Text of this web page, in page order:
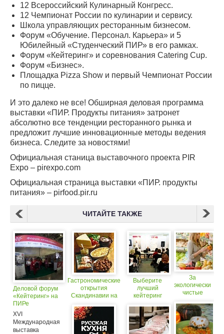
12 Всероссийский Кулинарный Конгресс.
12 Чемпионат России по кулинарии и сервису.
Школа управляющих ресторанным бизнесом.
Форум «Обучение. Персонал. Карьера» и 5
Юбилейный «Студенческий ПИР» в его рамках.
Форум «Кейтеринг» и соревнования Catering Cup.
Форум «Бизнес».
Площадка Pizza Show и первый Чемпионат России
по пицце.
И это далеко не все! Обширная деловая программа
выставки «ПИР. Продукты питания» затронет
абсолютно все тенденции ресторанного рынка и
предложит лучшие инновационные методы ведения
бизнеса. Следите за новостями!
Официальная станица выставочного проекта PIR
Expo – pirexpo.com
Официальная страница выставки «ПИР. продукты
питания» – pirfood.pir.ru
ЧИТАЙТЕ ТАКЖЕ
Деловой форум
«Кейтеринг» на
ПИРе
XVI
Международная
выставка
Гастрономические
открытия
Скандинавии на
Выберите
лучший
кейтеринг
«ПИРе»
За
экологически
чистые
россияне
готовы
платить
больше